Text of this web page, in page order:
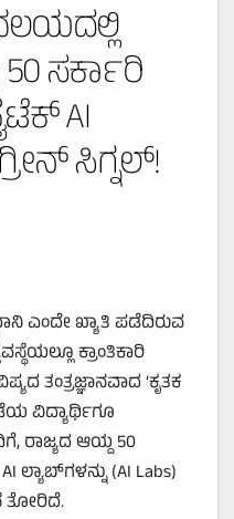
ವಲಯದಲ್ಲಿ
ಸರ್ಕಾರಿ
AI
ಸಿಗ್ನಲ್!
ಎಂದೇ ಖ್ಯಾತಿ ಪಡೆದಿರುವ
ಕ್ರಾಂತಿಕಾರಿ
ತಂತ್ರಜ್ಞಾನವಾದ ‘ಕೃತಕ
ವಿದ್ಯಾರ್ಥಿಗೂ
ರಾಜ್ಯದ ಆಯ್ದ 50
ಲ್ಯಾಬ್‌ಗಳನ್ನು (AI Labs)
ತೋರಿದೆ.